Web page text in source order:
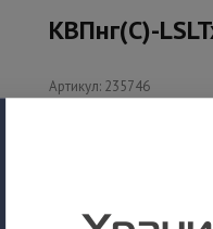
КВПнг(С)-
Артикул: 235746